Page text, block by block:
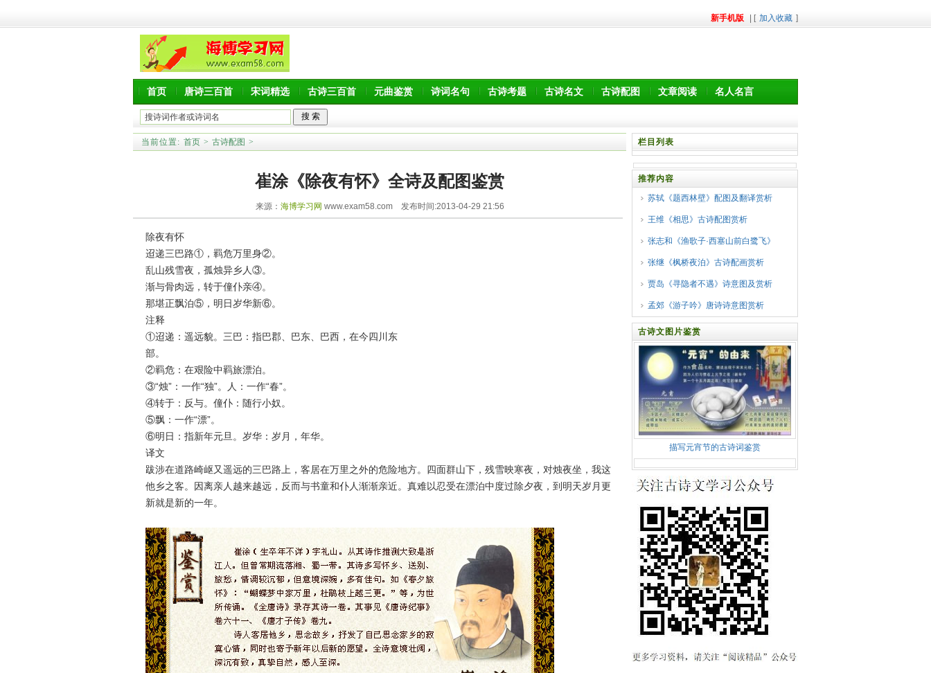
新手机版 | [ 加入收藏 ]
首页 唐诗三百首 宋词精选 古诗三百首 元曲鉴赏 诗词名句 古诗考题 古诗名文 古诗配图 文章阅读 名人名言
当前位置: 首页 > 古诗配图 >
崔涂《除夜有怀》全诗及配图鉴赏
来源： 海博学习网 www.exam58.com 发布时间:2013-04-29 21:56
除夜有怀
迢递三巴路①，羁危万里身②。
乱山残雪夜，孤烛异乡人③。
渐与骨肉远，转于僮仆亲④。
那堪正飘泊⑤，明日岁华新⑥。
注释
①迢递：遥远貌。三巴：指巴郡、巴东、巴西，在今四川东
部。
②羁危：在艰险中羁旅漂泊。
③“烛”：一作“独”。人：一作“春”。
④转于：反与。僮仆：随行小奴。
⑤飘：一作“漂”。
⑥明日：指新年元旦。岁华：岁月，年华。
译文
跋涉在道路崎岖又遥远的三巴路上，客居在万里之外的危险地方。四面群山下，残雪映寒夜，对烛夜坐，我这
他乡之客。因离亲人越来越远，反而与书童和仆人渐渐亲近。真难以忍受在漂泊中度过除夕夜，到明天岁月更
新就是新的一年。
栏目列表
推荐内容
苏轼《题西林壁》配图及翻译赏析
王维《相思》古诗配图赏析
张志和《渔歌子·西塞山前白鹭飞》
张继《枫桥夜泊》古诗配画赏析
贾岛《寻隐者不遇》诗意图及赏析
孟郊《游子吟》唐诗诗意图赏析
古诗文图片鉴赏
描写元宵节的古诗词鉴赏